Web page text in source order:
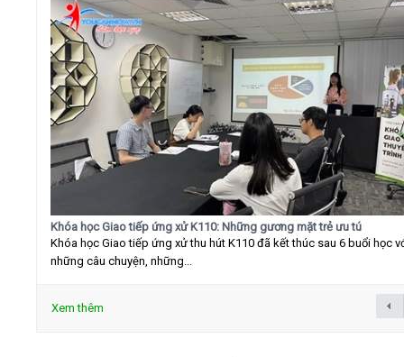
Khóa học Giao tiếp ứng xử K110: Những gương mặt trẻ ưu tú
Khóa học Giao tiếp ứng xử thu hút K110 đã kết thúc sau 6 buổi học
những câu chuyện, những...
Xem thêm